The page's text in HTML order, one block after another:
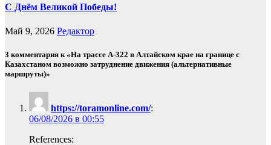
С Днём Великой Победы!
Май 9, 2026 Редактор
3 комментария к «На трассе А-322 в Алтайском крае на границе с
Казахстаном возможно затруднение движения (альтернативные
маршруты)»
https://toramonline.com/:
06/08/2026 в 00:55
References: